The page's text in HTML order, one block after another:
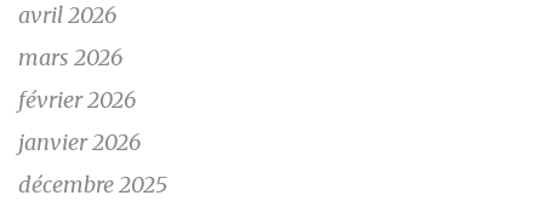
avril 2026
mars 2026
février 2026
janvier 2026
décembre 2025